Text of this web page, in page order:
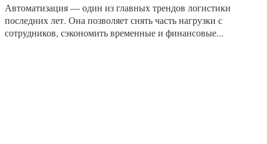
Автоматизация — один из главных трендов логистики
последних лет. Она позволяет снять часть нагрузки с
сотрудников, сэкономить временные и финансовые...